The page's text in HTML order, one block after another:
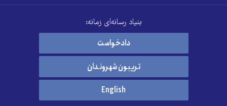
بنیاد رسانه‌ای زمانه:
دادخواست
تریبون شهروندان
English